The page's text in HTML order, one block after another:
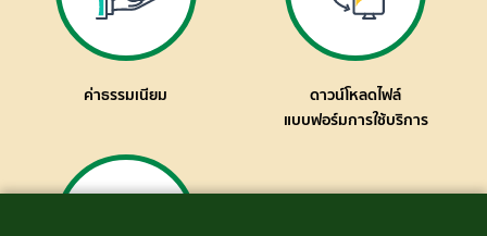
ค่าธรรมเนียม
ดาวน์โหลดไฟล์
แบบฟอร์มการใช้บริการ